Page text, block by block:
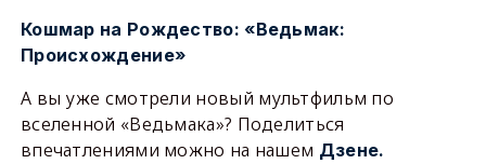
Кошмар на Рождество: «Ведьмак:
Происхождение»
А вы уже смотрели новый мультфильм по
вселенной «Ведьмака»? Поделиться
впечатлениями можно на нашем Дзене.